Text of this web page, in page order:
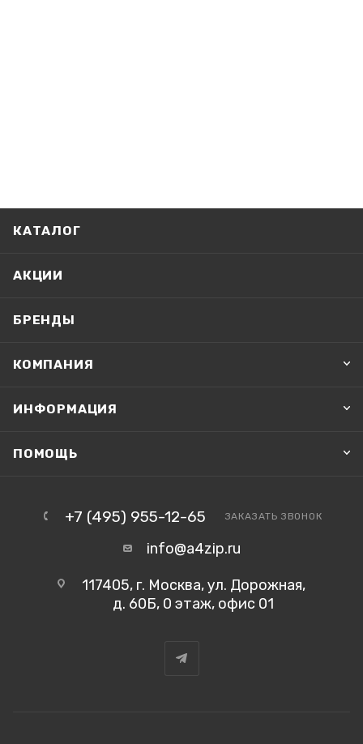
КАТАЛОГ
АКЦИИ
БРЕНДЫ
КОМПАНИЯ
ИНФОРМАЦИЯ
ПОМОЩЬ
+7 (495) 955-12-65 ЗАКАЗАТЬ ЗВОНОК
info@a4zip.ru
117405, г. Москва, ул. Дорожная,
д. 60Б, 0 этаж, офис 01